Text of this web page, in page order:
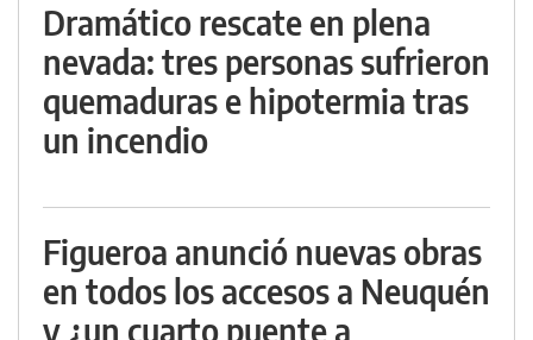
Dramático rescate en plena
nevada: tres personas sufrieron
quemaduras e hipotermia tras
un incendio
Figueroa anunció nuevas obras
en todos los accesos a Neuquén
y ¿un cuarto puente a